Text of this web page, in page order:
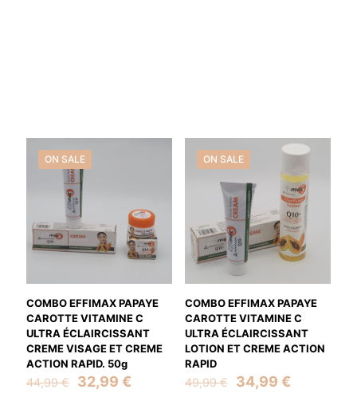
ON SALE
COMBO EFFIMAX PAPAYE
CAROTTE VITAMINE C
ULTRA ÉCLAIRCISSANT
CREME VISAGE ET CREME
ACTION RAPID. 50g
44,99€
Original
32,99 €
ON SALE
COMBO EFFIMAX PAPAYE
CAROTTE VITAMINE C
ULTRA ÉCLAIRCISSANT
LOTION ET CREME ACTION
RAPID
49,99€
Original
34,99 €Current